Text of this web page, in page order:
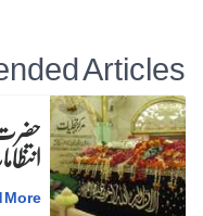
Articles